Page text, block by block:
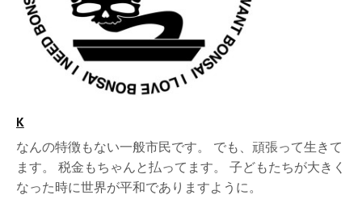
K
なんの特徴もない一般市民です。 でも、頑張って生きて
ます。 税金もちゃんと払ってます。 子どもたちが大きく
なった時に世界が平和でありますように。